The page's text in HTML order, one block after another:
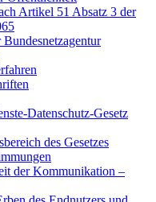
Artikel 51 Absatz 3 der
Datenschutz-Gesetz
des Gesetzes
der Kommunikation –